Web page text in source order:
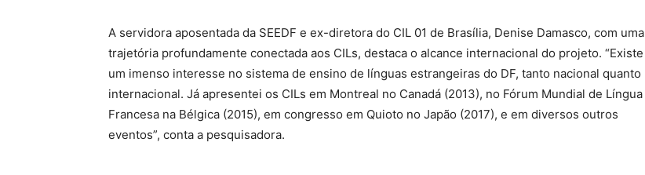
A servidora aposentada da SEEDF e ex-diretora do CIL 01 de Brasília, Denise Damasco, com uma
trajetória profundamente conectada aos CILs, destaca o alcance internacional do projeto. “Existe
um imenso interesse no sistema de ensino de línguas estrangeiras do DF, tanto nacional quanto
internacional. Já apresentei os CILs em Montreal no Canadá (2013), no Fórum Mundial de Língua
Francesa na Bélgica (2015), em congresso em Quioto no Japão (2017), e em diversos outros
eventos”, conta a pesquisadora.